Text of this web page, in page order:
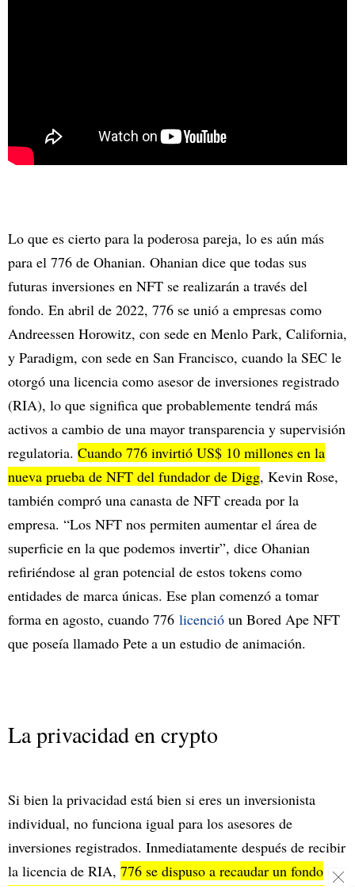
Lo que es cierto para la poderosa pareja, lo es aún más
para el 776 de Ohanian. Ohanian dice que todas sus
futuras inversiones en NFT se realizarán a través del
fondo. En abril de 2022, 776 se unió a empresas como
Andreessen Horowitz, con sede en Menlo Park, California,
y Paradigm, con sede en San Francisco, cuando la SEC le
otorgó una licencia como asesor de inversiones registrado
(RIA), lo que significa que probablemente tendrá más
activos a cambio de una mayor transparencia y supervisión
regulatoria. Cuando 776 invirtió US$ 10 millones en la
nueva prueba de NFT del fundador de Digg, Kevin Rose,
también compró una canasta de NFT creada por la
empresa. “Los NFT nos permiten aumentar el área de
superficie en la que podemos invertir”, dice Ohanian
refiriéndose al gran potencial de estos tokens como
entidades de marca únicas. Ese plan comenzó a tomar
forma en agosto, cuando 776 licenció un Bored Ape NFT
que poseía llamado Pete a un estudio de animación.
La privacidad en crypto
Si bien la privacidad está bien si eres un inversionista
individual, no funciona igual para los asesores de
inversiones registrados. Inmediatamente después de recibir
la licencia de RIA, 776 se dispuso a recaudar un fondo